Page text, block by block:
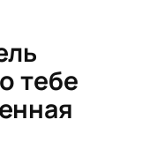
тебе